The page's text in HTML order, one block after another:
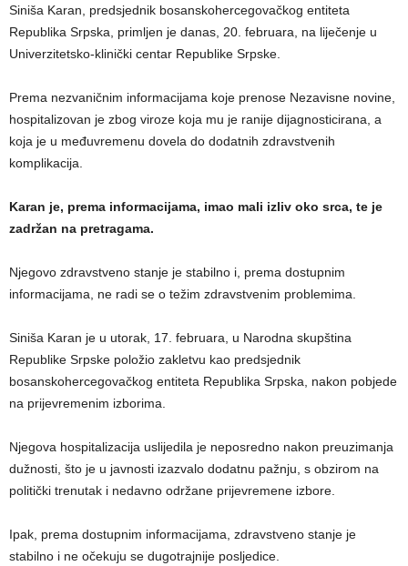
Siniša Karan, predsjednik bosanskohercegovačkog entiteta
Republika Srpska, primljen je danas, 20. februara, na liječenje u
Univerzitetsko-klinički centar Republike Srpske.
Prema nezvaničnim informacijama koje prenose Nezavisne novine,
hospitalizovan je zbog viroze koja mu je ranije dijagnosticirana, a
koja je u međuvremenu dovela do dodatnih zdravstvenih
komplikacija.
Karan je, prema informacijama, imao mali izliv oko srca, te je
zadržan na pretragama.
Njegovo zdravstveno stanje je stabilno i, prema dostupnim
informacijama, ne radi se o težim zdravstvenim problemima.
Siniša Karan je u utorak, 17. februara, u Narodna skupština
Republike Srpske položio zakletvu kao predsjednik
bosanskohercegovačkog entiteta Republika Srpska, nakon pobjede
na prijevremenim izborima.
Njegova hospitalizacija uslijedila je neposredno nakon preuzimanja
dužnosti, što je u javnosti izazvalo dodatnu pažnju, s obzirom na
politički trenutak i nedavno održane prijevremene izbore.
Ipak, prema dostupnim informacijama, zdravstveno stanje je
stabilno i ne očekuju se dugotrajnije posljedice.